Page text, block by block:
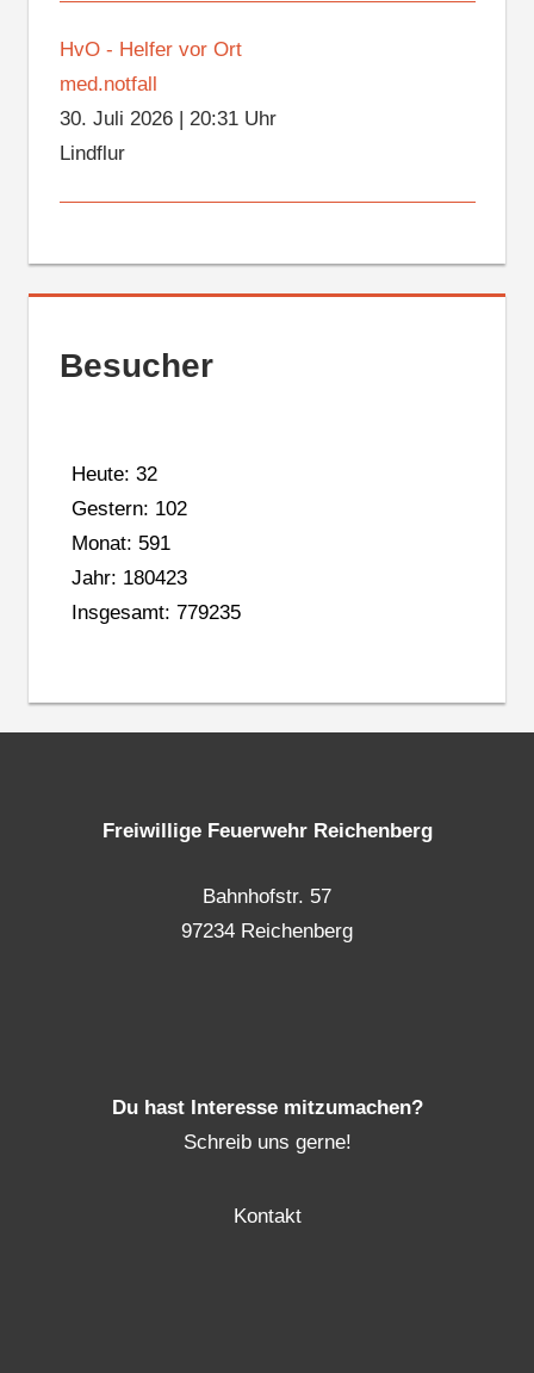
HvO - Helfer vor Ort
med.notfall
30. Juli 2026| 20:31 Uhr
Lindflur
Besucher
Heute: 32
Gestern: 102
Monat: 591
Jahr: 180423
Insgesamt: 779235
Freiwillige Feuerwehr Reichenberg
Bahnhofstr. 57
97234 Reichenberg
Du hast Interesse mitzumachen?
Schreib uns gerne!
Kontakt